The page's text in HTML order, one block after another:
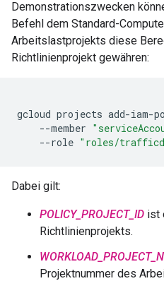
Demonstrationszwecken
Befehl dem Standard-
Arbeitslastprojekts diese
Richtlinienprojekt gewähren:
gcloud projects add-iam-
--member
--role "roles/
Dabei gilt:
POLICY_PROJECT_ID ist
Richtlinienprojekts.
Projektnummer des